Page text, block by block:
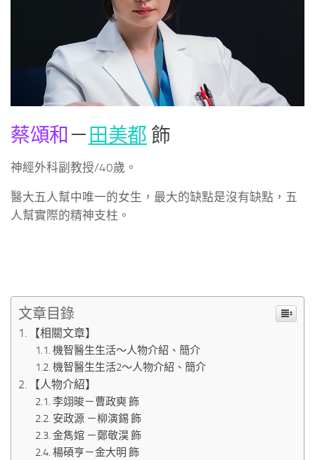
蔡頌和 － 田美都 飾
神經外科副教授/40歲。
醫大五人幫中唯一的女生，最大的缺點是沒有缺點，五
人幫實際的精神支柱。
文章目錄
【相關文章】
機智醫生生活～人物介紹、簡介
機智醫生生活2～人物介紹、簡介
【人物介紹】
李翊晙－曹政奭 飾
安政源 －柳演錫 飾
金雋婠 －鄭敬淏 飾
楊碩亨－金大明 飾